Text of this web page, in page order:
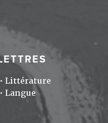
Littérature
Langue